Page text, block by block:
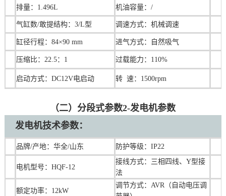
排量：1.496L 机油容量：/
气缸数/敢提结构：3/L型 调速方式：机械调速
缸径行程：84×90 mm 进气方式：自然吸气
压缩比：22.5：1 过载能力：110%
启动方式：DC12V电启动 转 速：1500rpm
（二）分段式参数2-发电机参数
发电机技术参数：
品牌/产地：华全/山东 防护等级：IP22
电机型号：HQF-12
接线方式：三相四线、Y型接
法
额定功率：12kW
调节方式：AVR（自动电压调